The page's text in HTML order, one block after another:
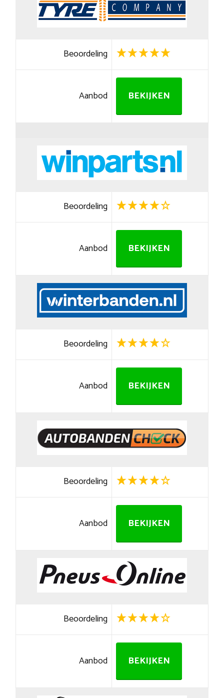
Beoordeling
Aanbod BEKIJKEN
Beoordeling
Aanbod BEKIJKEN
Beoordeling
Aanbod BEKIJKEN
Beoordeling
Aanbod BEKIJKEN
Beoordeling
Aanbod BEKIJKEN